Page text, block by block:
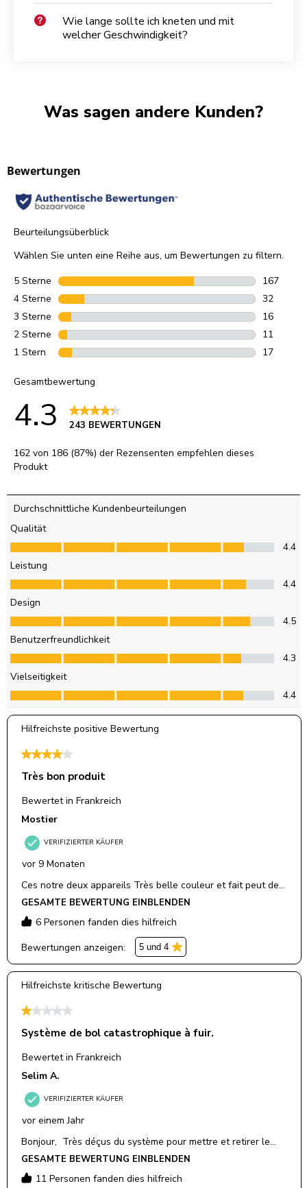
Wie lange sollte ich kneten und mit
welcher Geschwindigkeit?
Was sagen andere Kunden?